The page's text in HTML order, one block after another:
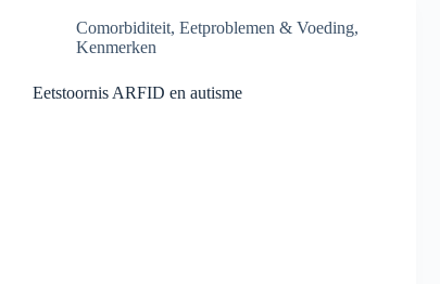
Comorbiditeit, Eetproblemen & Voeding,
Kenmerken
Eetstoornis ARFID en autisme